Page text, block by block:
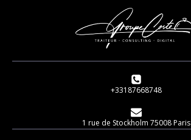
+33187668748
1 rue de Stockholm 75008 Paris